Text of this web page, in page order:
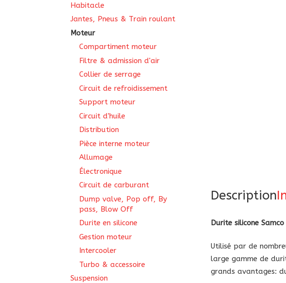
Description
Durite silicone
Utilisé par de
large gamme de
grands avantages:
Habitacle
Jantes, Pneus & Train roulant
Moteur
Compartiment moteur
Filtre & admission d'air
Collier de serrage
Circuit de refroidissement
Support moteur
Circuit d'huile
Distribution
Pièce interne moteur
Allumage
Électronique
Circuit de carburant
Dump valve, Pop off, By
pass, Blow Off
Durite en silicone
Gestion moteur
Intercooler
Turbo & accessoire
Suspension